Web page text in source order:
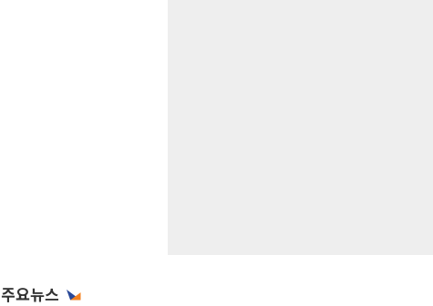
주요뉴스